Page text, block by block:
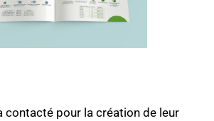
contacté pour lacréation de leur